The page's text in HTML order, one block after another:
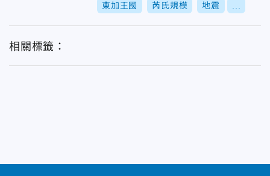
東加王國 芮氏規模 地震
相關標籤：